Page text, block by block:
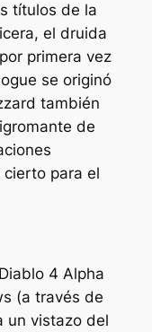
títulos de la
el druida
primera vez
se originó
también
de
para el
Diablo 4 Alpha
(a través de
un vistazo del